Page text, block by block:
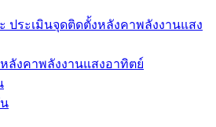
ประเมินจุดติดตั้งหลังคาพลังงานแสง
ลังคาพลังงานแสงอาทิตย์